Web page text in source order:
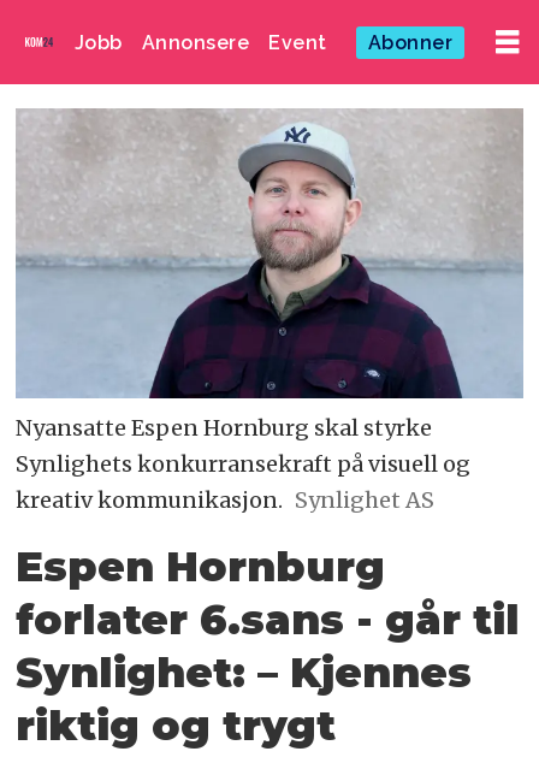
Jobb Annonsere Event Abonner
Nyansatte Espen Hornburg skal styrke
Synlighets konkurransekraft på visuell og
kreativ kommunikasjon. Synlighet AS
Espen Hornburg
forlater 6.sans - går til
Synlighet: – Kjennes
riktig og trygt